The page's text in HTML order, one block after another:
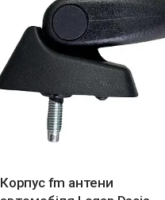
Корпус fm антени